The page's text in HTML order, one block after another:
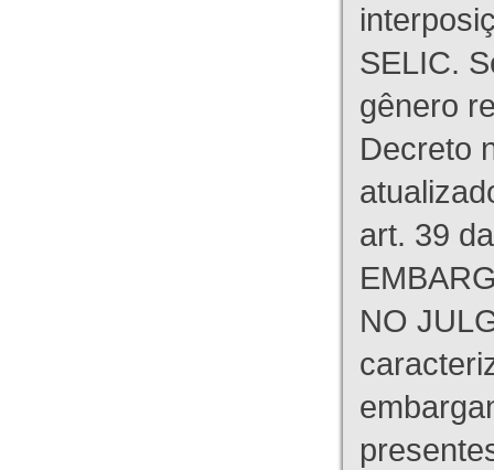
SELIC.
gênero
Decreto
art. 39
NO